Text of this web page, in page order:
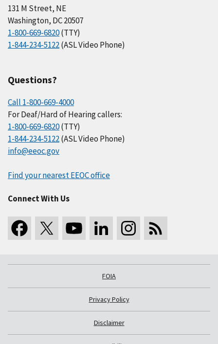
131 M Street, NE
Washington, DC 20507
1-800-669-6820(TTY)
1-844-234-5122(ASL Video Phone)
Questions?
Call 1-800-669-4000
For Deaf/Hard of Hearing callers:
1-800-669-6820(TTY)
1-844-234-5122(ASL Video Phone)
info@eeoc.gov
Find your nearest EEOC office
Connect With Us
FOIA
Privacy Policy
Disclaimer